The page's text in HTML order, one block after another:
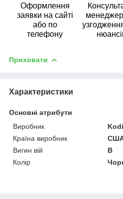
Оформлення
заявки на сайті
або по
телефону
Приховати
Характеристики
Основні атрибути
Виробник
Країна виробник
Вигин вій
B
Колір